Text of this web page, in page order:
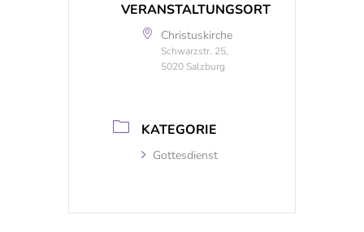
VERANSTALTUNGSORT
Christuskirche
Schwarzstr. 25,
5020 Salzburg
KATEGORIE
Gottesdienst